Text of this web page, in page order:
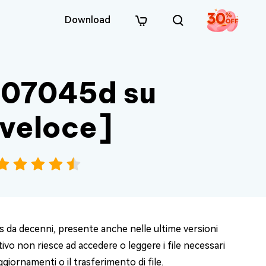
Download
su
da decenni, presente anche nelle ultime versioni
non riesce ad accedere o leggere i file necessari
o il trasferimento di file.